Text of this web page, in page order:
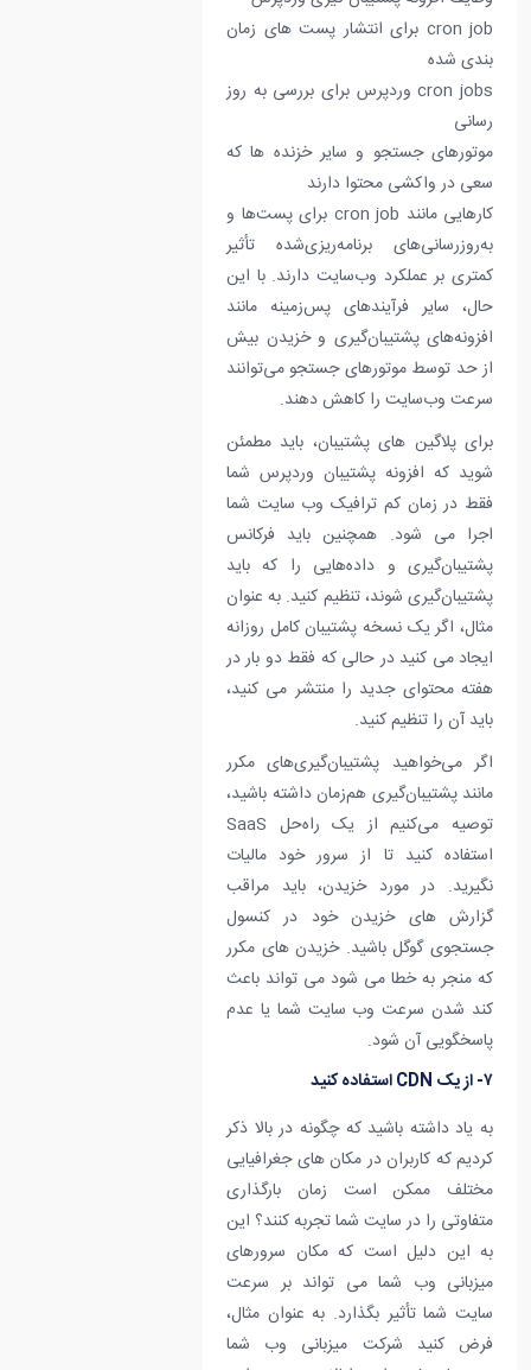
cron job برای انتشار پست های زمان
بندی شده
cron jobs وردپرس برای بررسی به روز
رسانی
موتورهای جستجو و سایر خزنده ها که
سعی در واکشی محتوا دارند
کارهایی مانند cron job برای پست‌ها و
به‌روزرسانی‌های برنامه‌ریزی‌شده تأثیر
کمتری بر عملکرد وب‌سایت دارند. با این
حال، سایر فرآیندهای پس‌زمینه مانند
افزونه‌های پشتیبان‌گیری و خزیدن بیش
از حد توسط موتورهای جستجو می‌توانند
سرعت وب‌سایت را کاهش دهند.
برای پلاگین های پشتیبان، باید مطمئن
شوید که افزونه پشتیبان وردپرس شما
فقط در زمان کم ترافیک وب سایت شما
اجرا می شود. همچنین باید فرکانس
پشتیبان‌گیری و داده‌هایی را که باید
پشتیبان‌گیری شوند، تنظیم کنید. به عنوان
مثال، اگر یک نسخه پشتیبان کامل روزانه
ایجاد می کنید در حالی که فقط دو بار در
هفته محتوای جدید را منتشر می کنید،
باید آن را تنظیم کنید.
اگر می‌خواهید پشتیبان‌گیری‌های مکرر
مانند پشتیبان‌گیری هم‌زمان داشته باشید،
توصیه می‌کنیم از یک راه‌حل SaaS
استفاده کنید تا از سرور خود مالیات
نگیرید. در مورد خزیدن، باید مراقب
گزارش های خزیدن خود در کنسول
جستجوی گوگل باشید. خزیدن های مکرر
که منجر به خطا می شود می تواند باعث
کند شدن سرعت وب سایت شما یا عدم
پاسخگویی آن شود.
به یاد داشته باشید که چگونه در بالا ذکر
کردیم که کاربران در مکان های جغرافیایی
مختلف ممکن است زمان بارگذاری
متفاوتی را در سایت شما تجربه کنند؟ این
به این دلیل است که مکان سرورهای
میزبانی وب شما می تواند بر سرعت
سایت شما تأثیر بگذارد. به عنوان مثال،
فرض کنید شرکت میزبانی وب شما